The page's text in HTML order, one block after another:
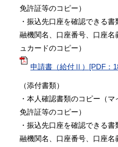
免許証等のコピー）
・振込先口座を確認できる
融機関名、口座番号、口座
ュカードのコピー）
申請書（給付Ⅱ）[PDF：
（添付書類）
・本人確認書類のコピー（
免許証等のコピー）
・振込先口座を確認できる
融機関名、口座番号、口座